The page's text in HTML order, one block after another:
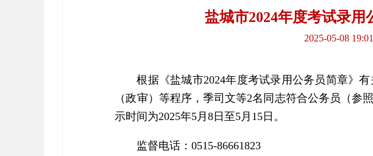
盐城市2024年度考试录用
2025-05-08
根据《盐城市2024年度考试录用公务员简章》
（政审）等程序，季司文等2名同志符合公务员（
示时间为2025年5月8日至5月15日。
监督电话：0515-86661823